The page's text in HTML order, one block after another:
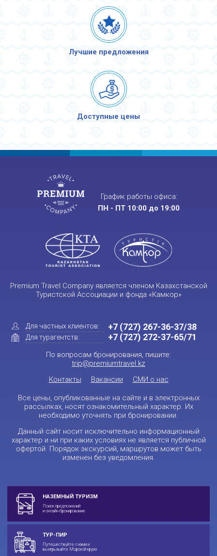
Лучшие предложения
Доступные цены
График работы офиса:
ПН - ПТ 10:00 до 19:00
Premium Travel Company является членом Казахстанской
Туристской Ассоциации и фонда «Камкор»
Для частных клиентов:
Для турагентств:
+7 (727) 267-36-37/38
+7 (727) 272-37-65/71
По вопросам бронирования, пишите:
trip@premiumtravel.kz
Контакты
Вакансии СМИ о нас
Все цены, опубликованные на сайте и в электронных
рассылках, носят ознакомительный характер. Их
необходимо уточнять при бронировании.
Данный сайт носит исключительно информационный
характер и ни при каких условиях не является публичной
офертой. Порядок экскурсий, маршрутов может быть
изменен без уведомления.
НАЗЕМНЫЙ ТУРИЗМ
Поиск предложений
и онлайн-бронирование
ТУР-ПИР
Путешествуйте с нами и
выигрывайте Морской круиз